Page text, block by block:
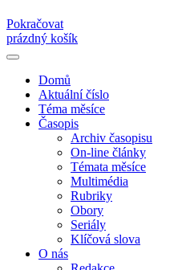
Pokračovat
prázdný košík
Domů
Aktuální číslo
Téma měsíce
Časopis
Archiv časopisu
On-line články
Témata měsíce
Multimédia
Rubriky
Obory
Seriály
Klíčová slova
O nás